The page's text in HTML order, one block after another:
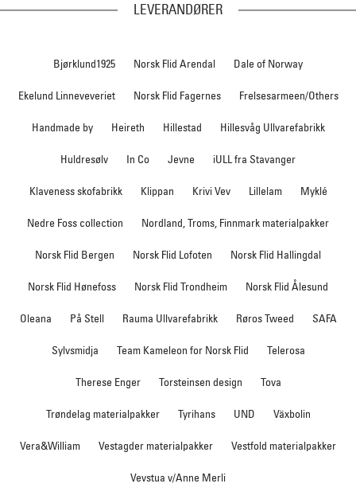
LEVERANDØRER
Bjørklund1925 Norsk Flid Arendal Dale of Norway
Ekelund Linneveveriet Norsk Flid Fagernes Frelsesarmeen/Others
Handmade by Heireth Hillestad Hillesvåg Ullvarefabrikk
Huldresølv In Co Jevne iULL fra Stavanger
Klaveness skofabrikk Klippan Krivi Vev Lillelam Myklé
Nedre Foss collection Nordland, Troms, Finnmark materialpakker
Norsk Flid Bergen Norsk Flid Lofoten Norsk Flid Hallingdal
Norsk Flid Hønefoss Norsk Flid Trondheim Norsk Flid Ålesund
Oleana På Stell Rauma Ullvarefabrikk Røros Tweed SAFA
Sylvsmidja Team Kameleon for Norsk Flid Telerosa
Therese Enger Torsteinsen design Tova
Trøndelag materialpakker Tyrihans UND Växbolin
Vera&William Vestagder materialpakker Vestfold materialpakker
Vevstua v/Anne Merli